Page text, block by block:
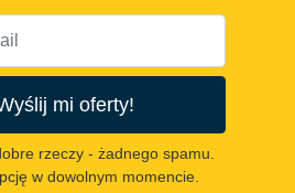
mi oferty!
rzeczy - żadnego spamu.
w dowolnym momencie.